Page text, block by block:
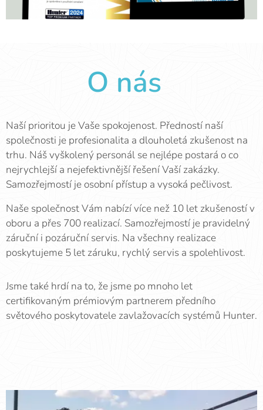
O nás
Naší prioritou je Vaše spokojenost. Předností naší
společnosti je profesionalita a dlouholetá zkušenost na
trhu. Náš vyškolený personál se nejlépe postará o co
nejrychlejší a nejefektivnější řešení Vaší zakázky.
Samozřejmostí je osobní přístup a vysoká pečlivost.
Naše společnost Vám nabízí více než 10 let zkušeností v
oboru a přes 700 realizací. Samozřejmostí je pravidelný
záruční i pozáruční servis. Na všechny realizace
poskytujeme 5 let záruku, rychlý servis a spolehlivost.
Jsme také hrdí na to, že jsme po mnoho let
certifikovaným prémiovým partnerem předního
světového poskytovatele zavlažovacích systémů Hunter.